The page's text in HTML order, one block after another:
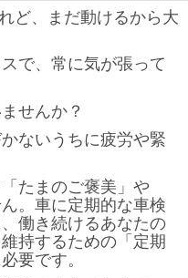
ど、まだ動けるから大
で、常に気が張って
せんか？
ないうちに疲労や緊
たまのご褒美」や
。車に定期的な車検
働き続けるあなたの
持するための「定期
要です。